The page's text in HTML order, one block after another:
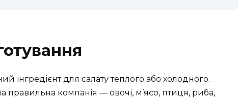
інгредієнт для салату теплого або холодного.
правильна компанія — овочі, м’ясо, птиця, риба,